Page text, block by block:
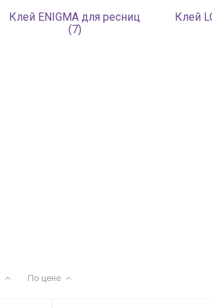
Клей ENIGMA для ресниц
(7)
Клей
По цене